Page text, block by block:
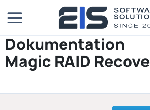
Dokumentation
Magic RAID